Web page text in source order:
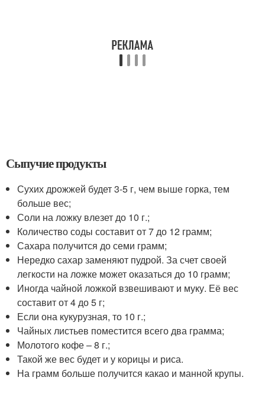
Сыпучие продукты
Сухих дрожжей будет 3-5 г, чем выше горка, тем
больше вес;
Соли на ложку влезет до 10 г.;
Количество соды составит от 7 до 12 грамм;
Сахара получится до семи грамм;
Нередко сахар заменяют пудрой. За счет своей
легкости на ложке может оказаться до 10 грамм;
Иногда чайной ложкой взвешивают и муку. Её вес
составит от 4 до 5 г;
Если она кукурузная, то 10 г.;
Чайных листьев поместится всего два грамма;
Молотого кофе – 8 г.;
Такой же вес будет и у корицы и риса.
На грамм больше получится какао и манной крупы.